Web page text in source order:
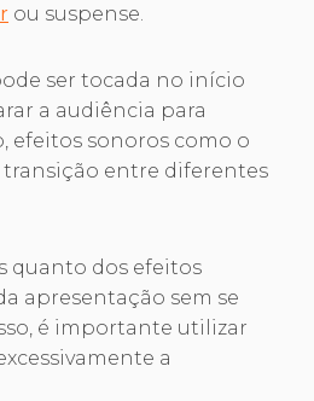
ou suspense.
ser tocada no início
a audiência para
efeitos sonoros como o
transição entre diferentes
quanto dos efeitos
apresentação sem se
é importante utilizar
a